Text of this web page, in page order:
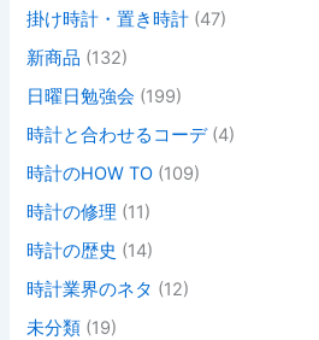
掛け時計・置き時計 (47)
新商品 (132)
日曜日勉強会 (199)
時計と合わせるコーデ(4)
時計のHOW TO (109)
時計の修理 (11)
時計の歴史 (14)
時計業界のネタ (12)
未分類 (19)